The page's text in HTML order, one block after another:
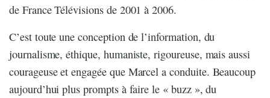
de France Télévisions de 2001 à 2006.
C’est toute une conception de l’information, du
journalisme, éthique, humaniste, rigoureuse, mais aussi
courageuse et engagée que Marcel a conduite. Beaucoup
aujourd’hui plus prompts à faire le « buzz », du